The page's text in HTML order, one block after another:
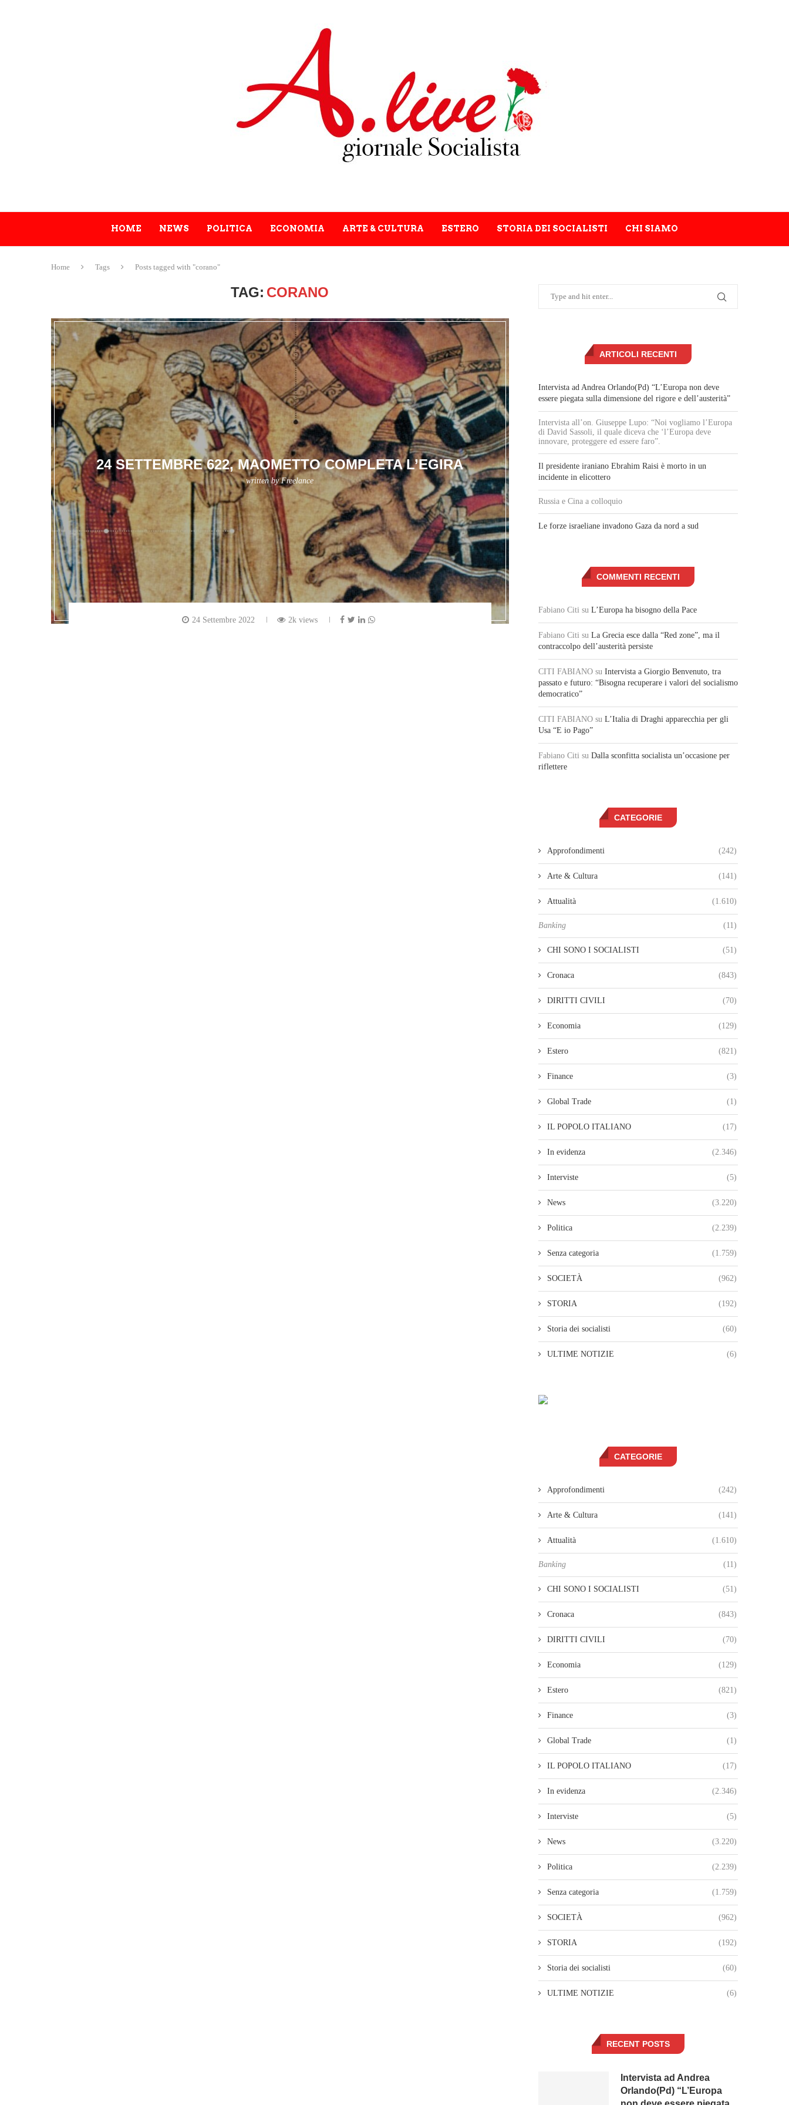
HOME NEWS POLITICA ECONOMIA ARTE & CULTURA ESTERO STORIA DEI SOCIALISTI CHI SIAMO
Home Tags Posts tagged with "corano"
TAG: CORANO
24 SETTEMBRE 622, MAOMETTO COMPLETA L’EGIRA
written byFreelance
24 Settembre 2022 2k views
ARTICOLI RECENTI
Intervista ad Andrea Orlando(Pd) “L’Europa non deve
essere piegata sulla dimensione del rigore e dell’austerità”
Intervista all’on. Giuseppe Lupo: “Noi vogliamo l’Europa
di David Sassoli, il quale diceva che ‘l’Europa deve
innovare, proteggere ed essere faro”.
Il presidente iraniano Ebrahim Raisi è morto in un
incidente in elicottero
Russia e Cina a colloquio
Le forze israeliane invadono Gaza da nord a sud
COMMENTI RECENTI
Fabiano Citi su L’Europa ha bisogno della Pace
Fabiano Citi su La Grecia esce dalla “Red zone”, ma il
contraccolpo dell’austerità persiste
CITI FABIANO su Intervista a Giorgio Benvenuto, tra
passato e futuro: “Bisogna recuperare i valori del socialismo
democratico”
CITI FABIANO su L’Italia di Draghi apparecchia per gli
Usa “E io Pago”
Fabiano Citi su Dalla sconfitta socialista un’occasione per
riflettere
CATEGORIE
Approfondimenti (242)
Arte & Cultura (141)
Attualità (1.610)
Banking (11)
CHI SONO I SOCIALISTI (51)
Cronaca (843)
DIRITTI CIVILI (70)
Economia (129)
Estero (821)
Finance (3)
Global Trade (1)
IL POPOLO ITALIANO (17)
In evidenza (2.346)
Interviste (5)
News (3.220)
Politica (2.239)
Senza categoria (1.759)
SOCIETÀ (962)
STORIA (192)
Storia dei socialisti (60)
ULTIME NOTIZIE (6)
CATEGORIE
Approfondimenti (242)
Arte & Cultura (141)
Attualità (1.610)
Banking (11)
CHI SONO I SOCIALISTI (51)
Cronaca (843)
DIRITTI CIVILI (70)
Economia (129)
Estero (821)
Finance (3)
Global Trade (1)
IL POPOLO ITALIANO (17)
In evidenza (2.346)
Interviste (5)
News (3.220)
Politica (2.239)
Senza categoria (1.759)
SOCIETÀ (962)
STORIA (192)
Storia dei socialisti (60)
ULTIME NOTIZIE (6)
RECENT POSTS
Intervista ad Andrea
Orlando(Pd) “L’Europa